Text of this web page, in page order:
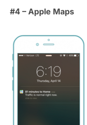
#4 – Apple Maps